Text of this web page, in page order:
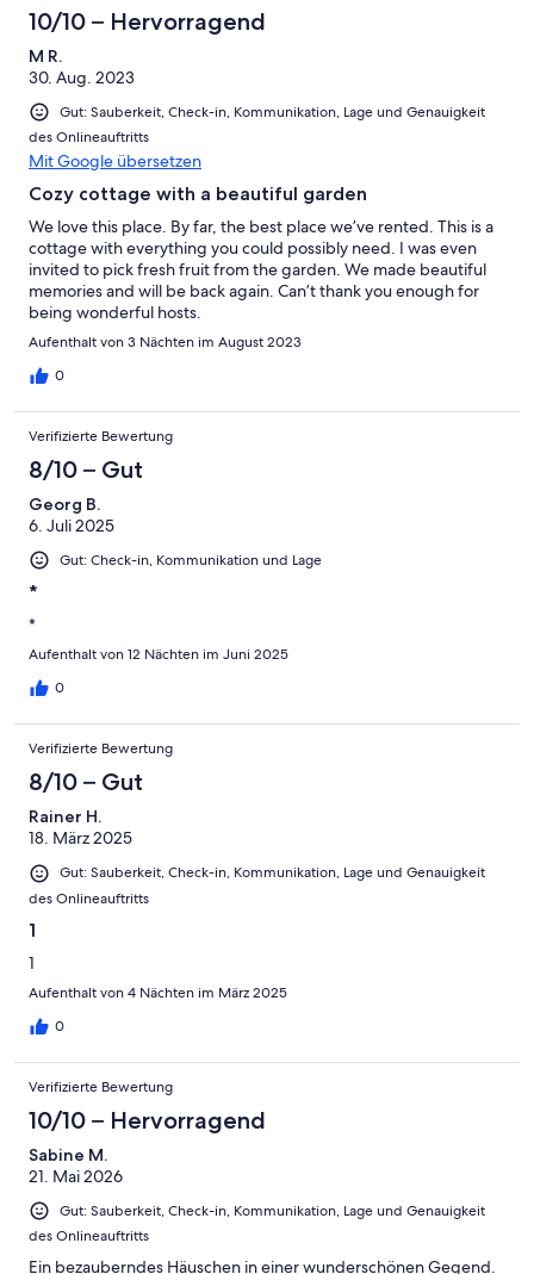
10/10 – Hervorragend
M R.
30. Aug. 2023
Gut: Sauberkeit, Check-in, Kommunikation, Lage und Genauigkeit
des Onlineauftritts
Mit Google übersetzen
Cozy cottage with a beautiful garden
We love this place. By far, the best place we’ve rented. This is a
cottage with everything you could possibly need. I was even
invited to pick fresh fruit from the garden. We made beautiful
memories and will be back again. Can’t thank you enough for
being wonderful hosts.
Aufenthalt von 3 Nächten im August 2023
0
Verifizierte Bewertung
8/10 – Gut
Georg B.
6. Juli 2025
Gut: Check-in, Kommunikation und Lage
*
*
Aufenthalt von 12 Nächten im Juni 2025
0
Verifizierte Bewertung
8/10 – Gut
Rainer H.
18. März 2025
Gut: Sauberkeit, Check-in, Kommunikation, Lage und Genauigkeit
des Onlineauftritts
1
1
Aufenthalt von 4 Nächten im März 2025
0
Verifizierte Bewertung
10/10 – Hervorragend
Sabine M.
21. Mai 2026
Gut: Sauberkeit, Check-in, Kommunikation, Lage und Genauigkeit
des Onlineauftritts
Ein bezauberndes Häuschen in einer wunderschönen Gegend.